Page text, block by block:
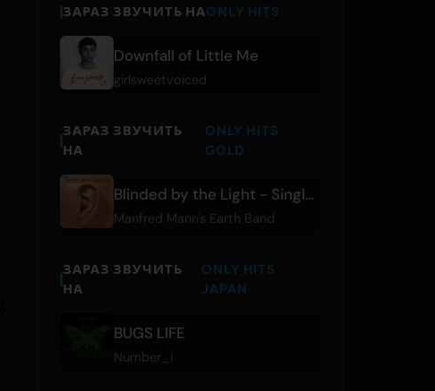
ЗАРАЗ ЗВУЧИТЬ НАONLY HITS
Downfall of Little Me
girlsweetvoiced
ЗАРАЗ ЗВУЧИТЬ
НА
ONLY HITS
GOLD
Blinded by the Light - Single Edit
Manfred Mann's Earth Band
ЗАРАЗ ЗВУЧИТЬ
НА
ONLY HITS
JAPAN
BUGS LIFE
Number_i